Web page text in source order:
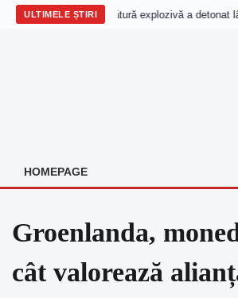
ULTIMELE ȘTIRI
Dronă cu încărcătură explozivă a detonat
HOMEPAGE
Groenlanda,
cât valorează